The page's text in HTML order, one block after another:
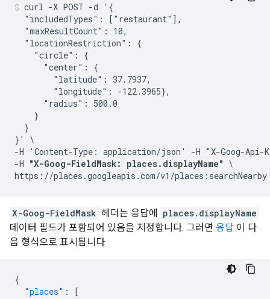
curl -X POST -d '{
  "includedTypes": ["restaurant"],
  "maxResultCount": 10,
  "locationRestriction": {
    "circle": {
      "center": {
        "latitude": 37.7937,
        "longitude": -122.3965},
      "radius": 500.0
    }
  }
}' \
-H 'Content-Type: application/json' -H "X-Goog-Api-
-H "X-Goog-FieldMask: places.displayName" \
X-Goog-FieldMask 헤더는 응답에
places.displayName
데이터 필드가 포함되어 있음을 지정합니다. 그러면 응답 이 다
음 형식으로 표시됩니다.
{
"places" :
[